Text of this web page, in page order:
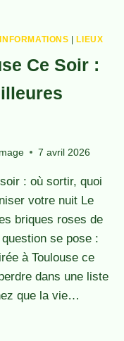
INFORMATIONS LIEUX
Ce Soir :
7 avril 2026
: où sortir, quoi
votre nuit Le
briques roses de
se pose :
à Toulouse ce
dans une liste
que la vie…